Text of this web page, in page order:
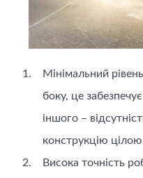
Мінімальний
боку, це
іншого –
конструкцію цілою
Висока точність